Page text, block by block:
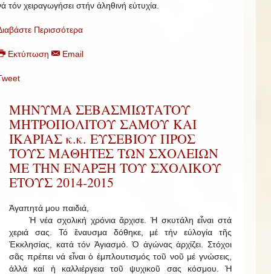
τόν χειραγωγήσει στήν ἀληθινή εὐτυχία.
Περισσότερα
Εκτύπωση Email
ΜΗΝΥΜΑ ΣΕΒΑΣΜΙΩΤΑΤΟΥ
ΜΗΤΡΟΠΟΛΙΤΟΥ ΣΑΜΟΥ ΚΑΙ
ΙΚΑΡΙΑΣ κ.κ. ΕΥΣΕΒΙΟΥ ΠΡΟΣ
ΤΟΥΣ ΜΑΘΗΤΕΣ ΤΩΝ ΣΧΟΛΕΙΩΝ
ΜΕ ΤΗΝ ΕΝΑΡΞΗ ΤΟΥ ΣΧΟΛΙΚΟΥ
ΕΤΟΥΣ 2014-2015
Ἀγαπητά μου παιδιά,
Ἡ νέα σχολική χρόνια ἄρχισε. Ἡ σκυτάλη εἶναι στά
χεριά σας. Τό ἔναυσμα δόθηκε, μέ τήν εὐλογία τῆς
Ἐκκλησίας, κατά τόν Ἁγιασμό. Ὁ ἀγώνας ἀρχίζει. Στόχοι
σᾶς πρέπει νά εἶναι ὁ ἐμπλουτισμός τοῦ νοῦ μέ γνώσεις,
ἀλλά καί ἡ καλλιέργεια τοῦ ψυχικοῦ σας κόσμου. Ἡ